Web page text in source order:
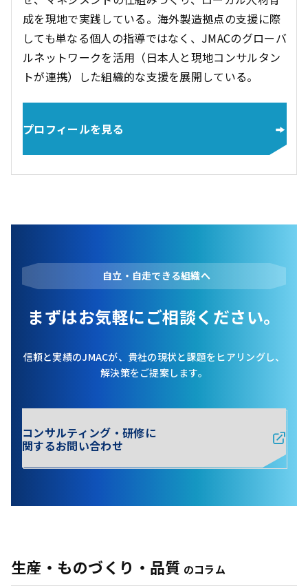
成を現地で実践している。海外製造拠点の支援に際
しても単なる個人の指導ではなく、JMACのグローバ
ルネットワークを活用（日本人と現地コンサルタン
トが連携）した組織的な支援を展開している。
プロフィールを見る
まずはお気軽にご相談ください。
自立・自走できる組織へ
信頼と実績のJMACが、貴社の現状と課題をヒアリングし、
解決策をご提案します。
コンサルティング・研修に
関するお問い合わせ
生産・ものづくり・品質 のコラム